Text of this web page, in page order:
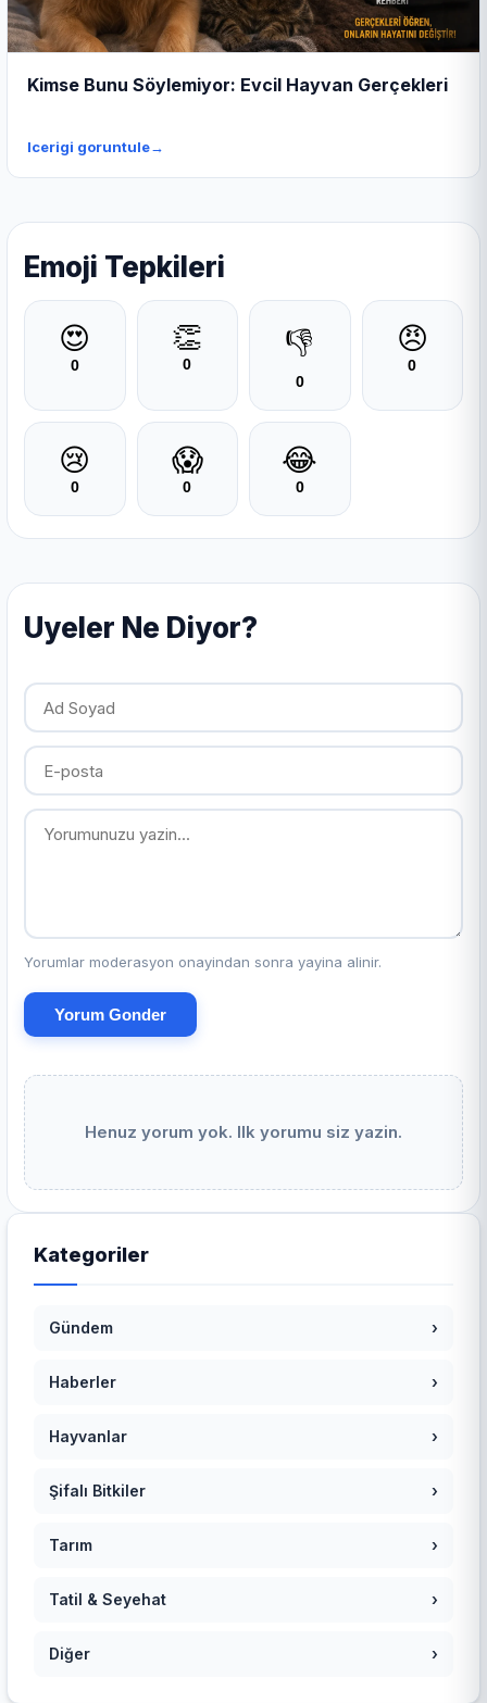
Kimse Bunu Söylemiyor: Evcil Hayvan Gerçekleri
Icerigi goruntule→
Emoji Tepkileri
😍
0
👏
0
👎
0
😠
0
😢
0
😱
0
😂
0
Uyeler Ne Diyor?
Yorumlar moderasyon onayindan sonra yayina alinir.
Yorum Gonder
Henuz yorum yok. Ilk yorumu siz yazin.
Kategoriler
Gündem ›
Haberler ›
Hayvanlar ›
Şifalı Bitkiler ›
Tarım ›
Tatil & Seyehat ›
Diğer ›